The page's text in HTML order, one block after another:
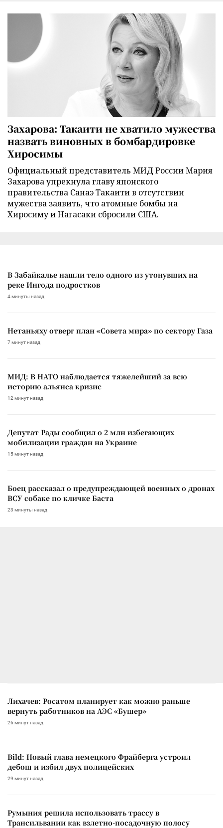
Захарова: Такаити не хватило мужества
назвать виновных в бомбардировке
Хиросимы
Официальный представитель МИД России Мария
Захарова упрекнула главу японского
правительства Санаэ Такаити в отсутствии
мужества заявить, что атомные бомбы на
Хиросиму и Нагасаки сбросили США.
В Забайкалье нашли тело одного из утонувших на
реке Ингода подростков
4 минуты назад
Нетаньяху отверг план «Совета мира» по сектору Газа
7 минут назад
МИД: В НАТО наблюдается тяжелейший за всю
историю альянса кризис
12 минут назад
Депутат Рады сообщил о 2 млн избегающих
мобилизации граждан на Украине
15 минут назад
Боец рассказал о предупреждающей военных о дронах
ВСУ собаке по кличке Баста
23 минуты назад
Лихачев: Росатом планирует как можно раньше
вернуть работников на АЭС «Бушер»
26 минут назад
Bild: Новый глава немецкого Фрайберга устроил
дебош и избил двух полицейских
29 минут назад
Румыния решила использовать трассу в
Трансильвании как взлетно-посадочную полосу